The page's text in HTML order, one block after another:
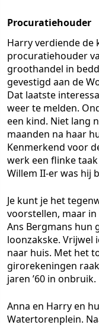
Procuratiehouder
Harry verdiende de
procuratiehouder
groothandel in
gevestigd aan de
Dat laatste
weer te melden.
een kind. Niet lang
maanden na haar
Kenmerkend voor
werk een flinke
Willem II-er was hij
Je kunt je het
voorstellen, maar
Ans Bergmans hun
loonzakske. Vrijwel
naar huis. Met het
girorekeningen
jaren ’60 in onbruik.
Anna en Harry en
Watertorenplein.